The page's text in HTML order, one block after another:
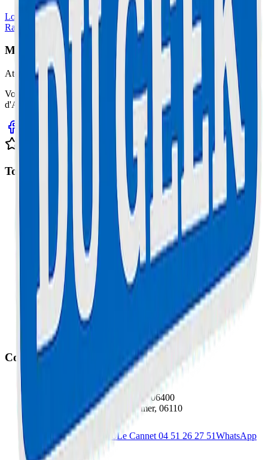
Louer une trottinette (+ équipement offert)
Ramassage à Domicile
Rapide
Maison Du Geek
Atelier Certifié
Votre expert en réparation informatique et électronique sur la Côte
d'Azur. Service rapide, fiable et garanti.
Avis clients sur Google
Top Interventions
Réparation Trottinette à Cannes
Réparation iPhone à Cannes
Réparation Samsung à Cannes
Réparation MacBook à Cannes
Réparation Console à Cannes
Réparation Smartphone au Cannet
Réparation Ordinateur à Cannes
Réparation Tablette à Cannes
Réparation Trottinette au Cannet
Contact
: 67 Boulevard Carnot, 06400
: 78 Bd Paul Doumer, 06110
04 51 26 27 50Le Cannet 04 51 26 27 51WhatsApp
Direct